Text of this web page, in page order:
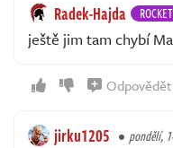
Radek-Hajda
ještě jim tam chybí
Odpovědět
jirku1205 pondělí,